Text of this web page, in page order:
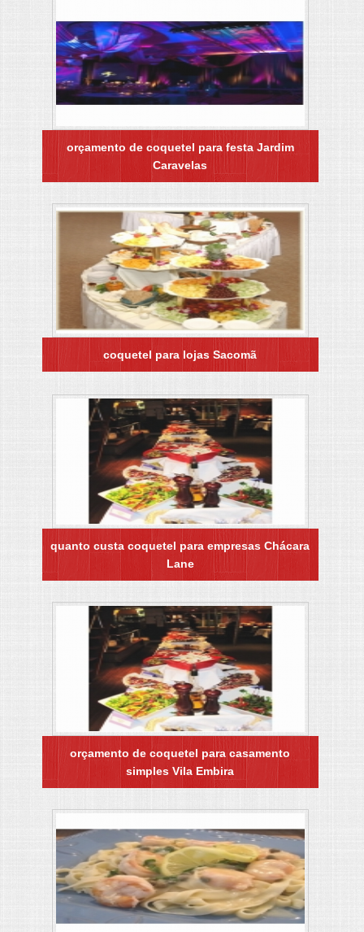
orçamento de coquetel para festa Jardim
Caravelas
coquetel para lojas Sacomã
quanto custa coquetel para empresas Chácara
Lane
orçamento de coquetel para casamento
simples Vila Embira